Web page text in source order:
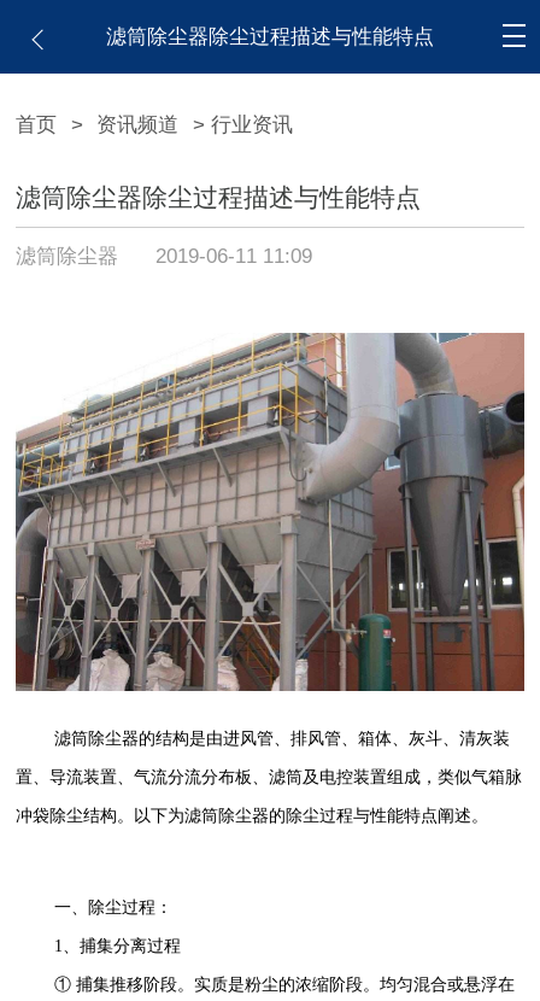
滤筒除尘器除尘过程描述与性能特点
首页 > 资讯频道 > 行业资讯
滤筒除尘器除尘过程描述与性能特点
滤筒除尘器 2019-06-11 11:09
滤筒除尘器的结构是由进风管、排风管、箱体、灰斗、清灰装
置、导流装置、气流分流分布板、滤筒及电控装置组成，类似气箱脉
冲袋除尘结构。以下为滤筒除尘器的除尘过程与性能特点阐述。
一、除尘过程：
1、捕集分离过程
① 捕集推移阶段。实质是粉尘的浓缩阶段。均匀混合或悬浮在